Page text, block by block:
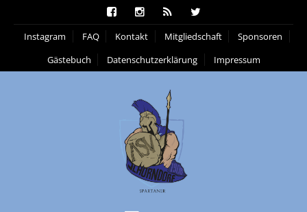
Instagram FAQ Kontakt Mitgliedschaft
Sponsoren
Gästebuch
Datenschutzerklärung Impressum